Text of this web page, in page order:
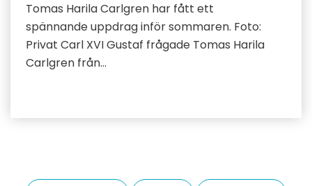
Tomas Harila Carlgren har fått ett
spännande uppdrag inför sommaren. Foto:
Privat Carl XVI Gustaf frågade Tomas Harila
Carlgren från…